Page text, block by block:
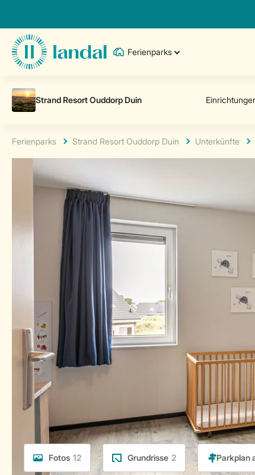
Ferienparks
Ferienparks Strand Resort Ouddorp Duin Unterkünfte
Fotos 12 Grundrisse 2